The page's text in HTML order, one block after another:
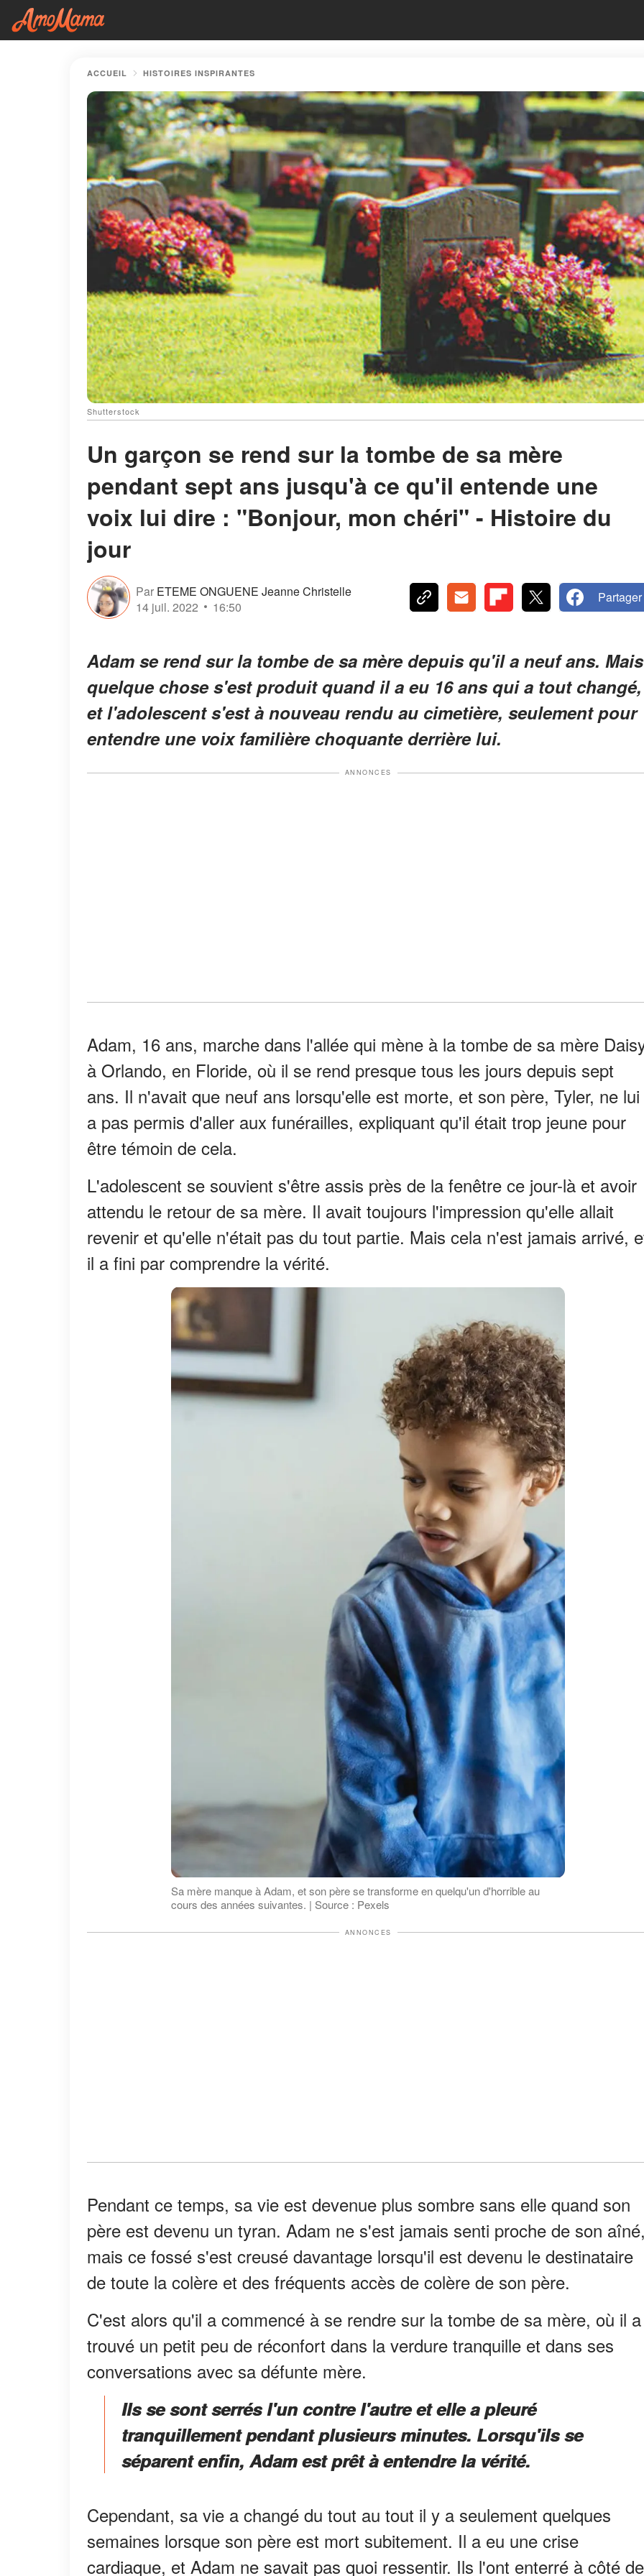
ACCUEIL HISTOIRES INSPIRANTES
Shutterstock
Un garçon se rend sur la tombe de sa mère
pendant sept ans jusqu'à ce qu'il entende une
voix lui dire : "Bonjour, mon chéri" - Histoire du
jour
Par ETEME ONGUENE Jeanne Christelle
14 juil. 2022
16:50
Partager
Adam se rend sur la tombe de sa mère depuis qu'il a neuf ans. Mais
quelque chose s'est produit quand il a eu 16 ans qui a tout changé,
et l'adolescent s'est à nouveau rendu au cimetière, seulement pour
entendre une voix familière choquante derrière lui.
ANNONCES
Adam, 16 ans, marche dans l'allée qui mène à la tombe de sa mère
à Orlando, en Floride, où il se rend presque tous les jours depuis sept
ans. Il n'avait que neuf ans lorsqu'elle est morte, et son père, Tyler, ne lui
a pas permis d'aller aux funérailles, expliquant qu'il était trop jeune pour
être témoin de cela.
L'adolescent se souvient s'être assis près de la fenêtre ce jour-là et avoir
attendu le retour de sa mère. Il avait toujours l'impression qu'elle allait
revenir et qu'elle n'était pas du tout partie. Mais cela n'est jamais arrivé,
il a fini par comprendre la vérité.
Sa mère manque à Adam, et son père se transforme en quelqu'un d'horrible au
cours des années suivantes. | Source : Pexels
ANNONCES
Pendant ce temps, sa vie est devenue plus sombre sans elle quand son
père est devenu un tyran. Adam ne s'est jamais senti proche de son
mais ce fossé s'est creusé davantage lorsqu'il est devenu le destinataire
de toute la colère et des fréquents accès de colère de son père.
C'est alors qu'il a commencé à se rendre sur la tombe de sa mère, où il a
trouvé un petit peu de réconfort dans la verdure tranquille et dans ses
conversations avec sa défunte mère.
Ils se sont serrés l'un contre l'autre et elle a pleuré
tranquillement pendant plusieurs minutes. Lorsqu'ils se
séparent enfin, Adam est prêt à entendre la vérité.
Cependant, sa vie a changé du tout au tout il y a seulement quelques
semaines lorsque son père est mort subitement. Il a eu une crise
cardiaque, et Adam ne savait pas quoi ressentir. Ils l'ont enterré à côté de